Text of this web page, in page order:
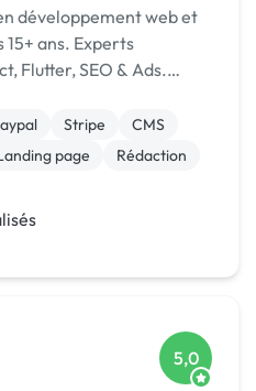
développement web et
Experts
Flutter, SEO & Ads.
Stripe
CMS
page
Rédaction
5,0